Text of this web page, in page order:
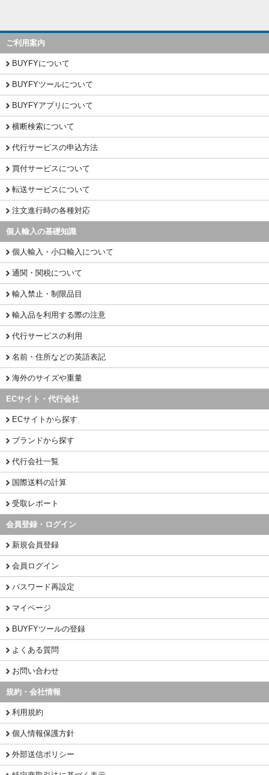
ご利用案内
BUYFYについて
BUYFYツールについて
BUYFYアプリについて
横断検索について
代行サービスの申込方法
買付サービスについて
転送サービスについて
注文進行時の各種対応
個人輸入の基礎知識
個人輸入・小口輸入について
通関・関税について
輸入禁止・制限品目
輸入品を利用する際の注意
代行サービスの利用
名前・住所などの英語表記
海外のサイズや重量
ECサイト・代行会社
ECサイトから探す
ブランドから探す
代行会社一覧
国際送料の計算
受取レポート
会員登録・ログイン
新規会員登録
会員ログイン
パスワード再設定
マイページ
BUYFYツールの登録
よくある質問
お問い合わせ
規約・会社情報
利用規約
個人情報保護方針
外部送信ポリシー